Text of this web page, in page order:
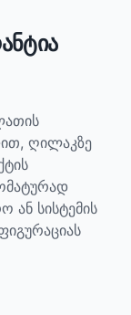
ღილაკზე
ან სისტემის